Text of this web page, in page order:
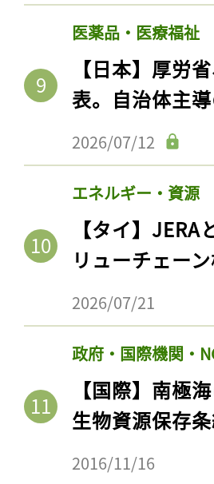
医薬品・医療福祉
【日本】厚労
表。自治体主
2026/07/12
エネルギー・資源
【タイ】
リューチェー
2026/07/21
政府・国際機関・
【国際】南極
生物資源保存
2016/11/16
記事を